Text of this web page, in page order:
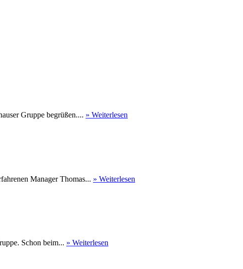
Gruppe begrüßen.... » Weiterlesen
Manager Thomas... » Weiterlesen
Schon beim... » Weiterlesen